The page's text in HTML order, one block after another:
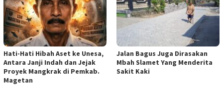
Hati-Hati Hibah Aset ke Unesa,
Antara Janji Indah dan Jejak
Proyek Mangkrak di Pemkab.
Magetan
Jalan Bagus Juga Dirasakan
Mbah Slamet Yang Menderita
Sakit Kaki